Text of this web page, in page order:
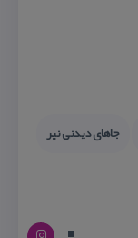
جاهای دیدنی نیر